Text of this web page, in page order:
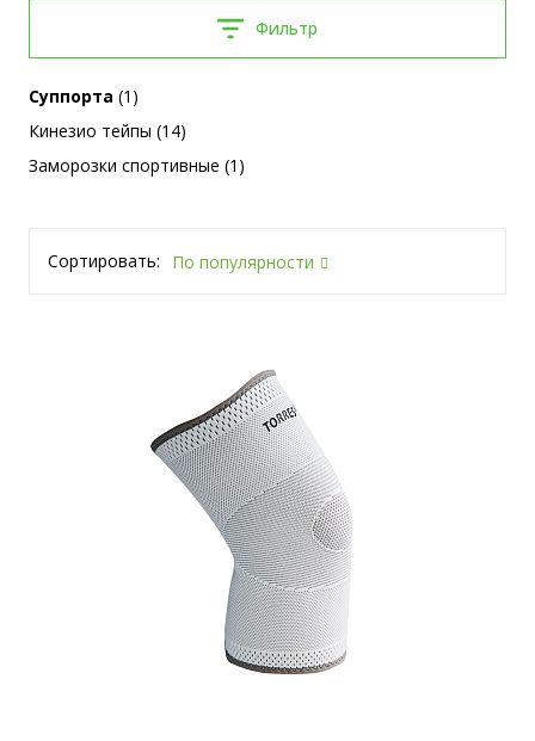
Фильтр
Суппорта (1)
Кинезио тейпы (14)
Заморозки спортивные (1)
Сортировать: По популярности